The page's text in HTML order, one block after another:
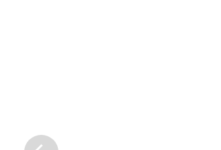
Entrada